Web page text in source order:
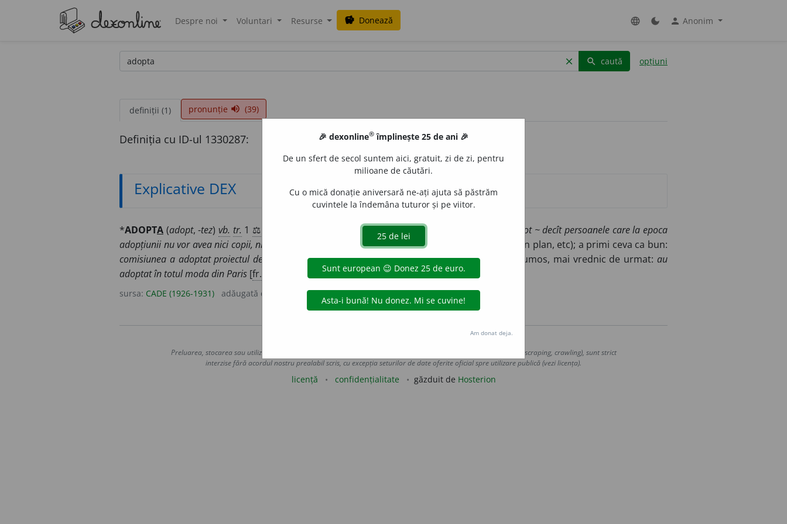
Despre noi Voluntari Resurse savings Donează language dark_mode person Anonim
clear search caută opțiuni
definiții (1) pronunție volume_up (39)
Definiția cu ID-ul 1330287:
Explicative DEX
*ADOPTA (adopt, -tez)vb. tr. 1 ⚖️ A lua de suflet, a face pe cineva copil de suflet, a înfia:
nu pot ~ decît persoanele care la epoca
adopțiunii nu vor avea nici copii, nici descendenți legitimi
(COD. -CIV.)¶2 A-și însuși (o părere, un plan, etc); a primi ceva ca bun:
comisiunea a adoptat proiectul de lege
3 A alege ceva ca fiind mai bun, mai plăcut, mai frumos, mai vrednic de urmat:au
adoptat în totul moda din Paris [fr.
sursa: CADE (1926-1931) adăugată de acțiuni
Preluarea, stocarea sau utilizarea datelor de pe acest site, inclusiv prin orice metode de extragere automată (web scraping, crawling), sunt strict
interzise fără acordul nostru prealabil scris, cu excepția seturilor de date oferite oficial spre utilizare publică (vezi licența).
licență confidențialitate găzduit de Hosterion
🎉 dexonline® împlinește 25 de ani 🎉
De un sfert de secol suntem aici, gratuit, zi de zi, pentru
milioane de căutări.
Cu o mică donație aniversară ne-ați ajuta să păstrăm
cuvintele la îndemâna tuturor și pe viitor.
Am donat deja.